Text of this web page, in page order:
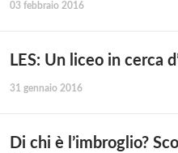
03 febbraio 2016
LES: Un liceo in cerca
31 gennaio 2016
Di chi è l’imbroglio?